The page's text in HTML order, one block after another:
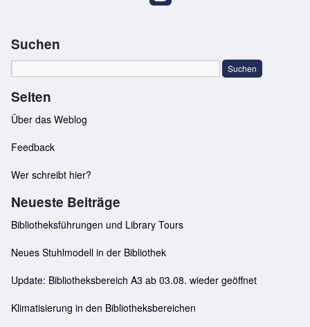
Suchen
Seiten
Über das Weblog
Feedback
Wer schreibt hier?
Neueste Beiträge
Bibliotheksführungen und Library Tours
Neues Stuhlmodell in der Bibliothek
Update: Bibliotheksbereich A3 ab 03.08. wieder geöffnet
Klimatisierung in den Bibliotheksbereichen